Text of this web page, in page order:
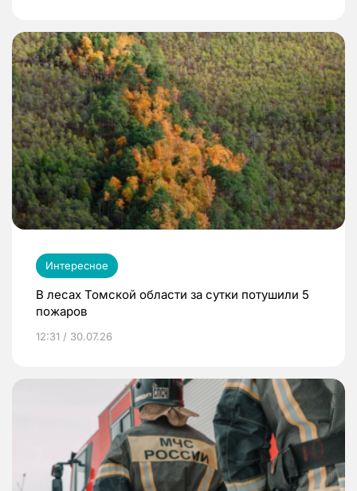
Интересное
В лесах Томской области за сутки потушили 5
пожаров
12:31 / 30.07.26